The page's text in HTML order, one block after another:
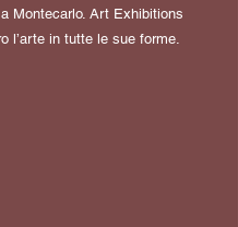
Montecarlo. Art Exhibitions
l’arte in tutte le sue forme.